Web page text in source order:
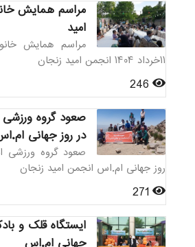
مراسم همایش
امید
مراسم همایش
۱۱خرداد ۱۴۰۴ انجمن امید زنجان
صعود گروه ورزشی
در روز جهانی
صعود گروه ورزشی
روز جهانی ام.اس انجمن امید زنجان
ایستگاه قلک و